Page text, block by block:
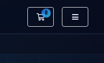
0
Votre panier